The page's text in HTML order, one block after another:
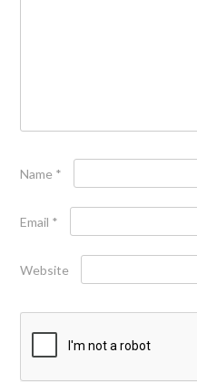
Name *
Email *
Website